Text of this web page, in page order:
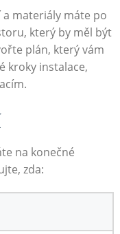
a materiály máte po
který by měl být
plán, který vám
kroky instalace,
na konečné
zda: